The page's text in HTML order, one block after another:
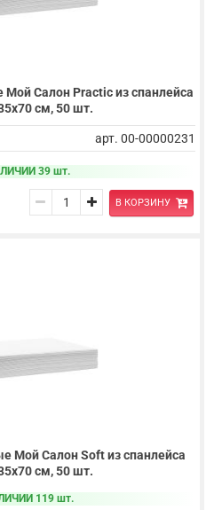
Салон Practic из спанлейса
см, 50 шт.
арт. 00-00000231
39 шт.
В КОРЗИНУ
Мой Салон Soft из спанлейса
см, 50 шт.
119 шт.